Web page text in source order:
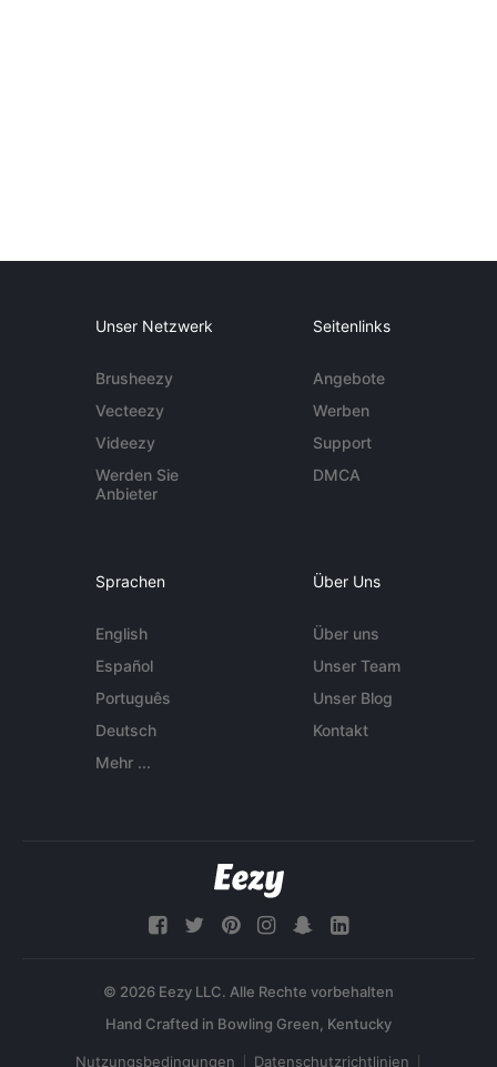
Unser Netzwerk
Brusheezy
Vecteezy
Videezy
Werden Sie
Anbieter
Seitenlinks
Angebote
Werben
Support
DMCA
Sprachen
English
Español
Português
Deutsch
Mehr ...
Über Uns
Über uns
Unser Team
Unser Blog
Kontakt
© 2026 Eezy LLC. Alle Rechte vorbehalten
Nutzungsbedingungen Datenschutzrichtlinien